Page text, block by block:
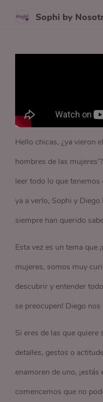
Sophi by
Hello chicas, ¿ya vieron
hombres de las
leer todo lo que
ya a verlo, Sophi y
siempre han querido
Esta vez es un tema que
mujeres, somos muy
descubrir y entender
se preocupen! Diego
Si eres de las que quiere
detalles, gestos o
enamoren de uno,
comencemos que no